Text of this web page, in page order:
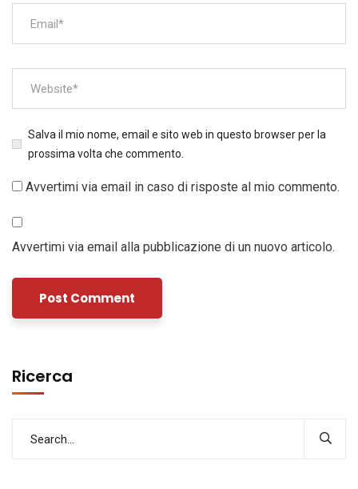
Salva il mio nome, email e sito web in questo browser per la
prossima volta che commento.
Avvertimi via email in caso di risposte al mio commento.
Avvertimi via email alla pubblicazione di un nuovo articolo.
Ricerca